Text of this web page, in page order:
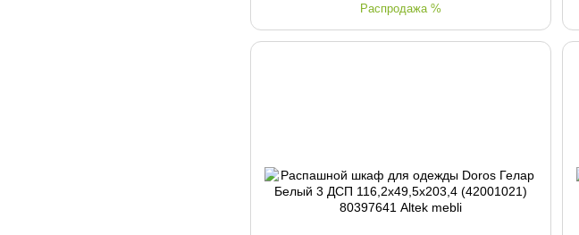
Распродажа %